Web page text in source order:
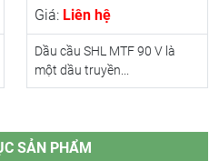
Giá: Liên hệ
Dầu cầu SHL MTF 90 V là
một dầu truyền...
SẢN PHẨM